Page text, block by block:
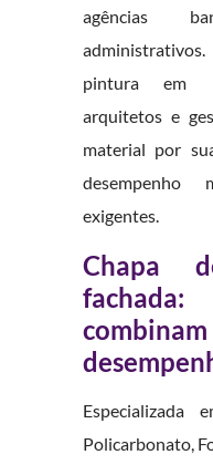
agências
pintura em
arquitetos e
material por
desempenho
exigentes.
Chapa
Especializada
Policarbonato,